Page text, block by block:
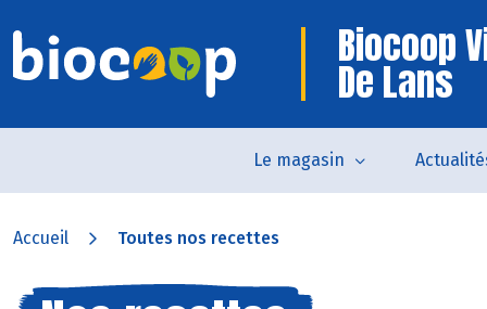
Biocoop
De Lans
Le magasin
Accueil Toutes nos recettes